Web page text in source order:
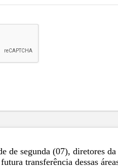
de segunda (07), diretores
transferência dessas